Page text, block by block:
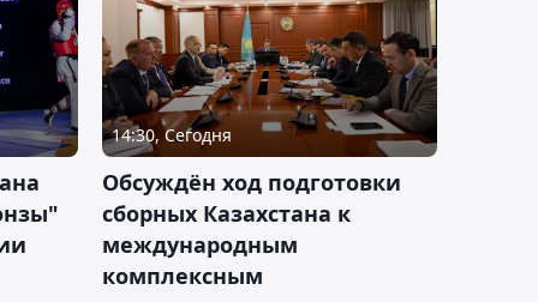
14:30, Сегодня
Обсуждён ход подготовки
сборных Казахстана к
международным
комплексным